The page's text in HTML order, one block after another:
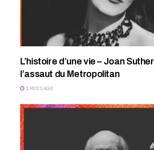
L’histoire d’une vie – Joan
l’assaut du Metropolitan
1 MOIS AGO